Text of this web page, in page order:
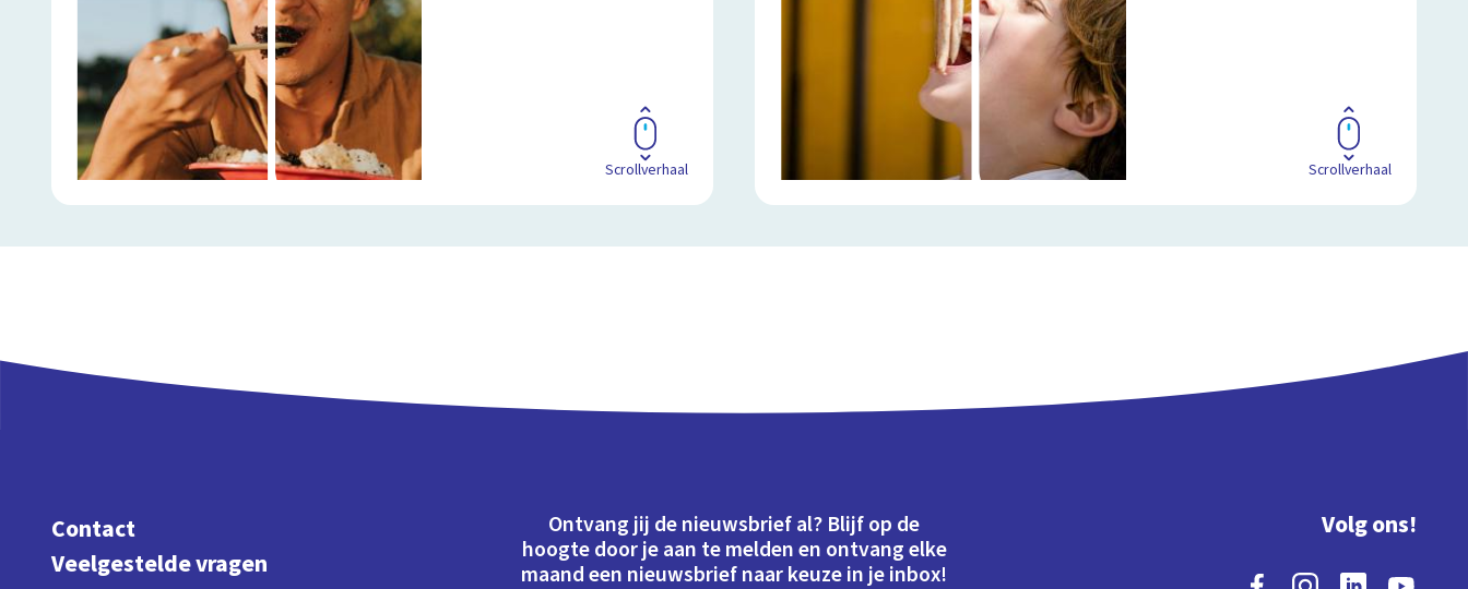
Scrollverhaal Scrollverhaal
Contact
Veelgestelde vragen
Ontvang jij de nieuwsbrief al? Blijf op de
hoogte door je aan te melden en ontvang elke
maand een nieuwsbrief naar keuze in je inbox!
Volg ons!